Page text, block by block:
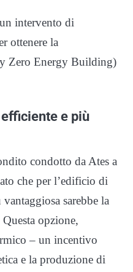
intervento di
ottenere la
Zero Energy Building)
e più
condotto da Ates a
che per l’edificio di
sarebbe la
opzione,
– un incentivo
e la produzione di